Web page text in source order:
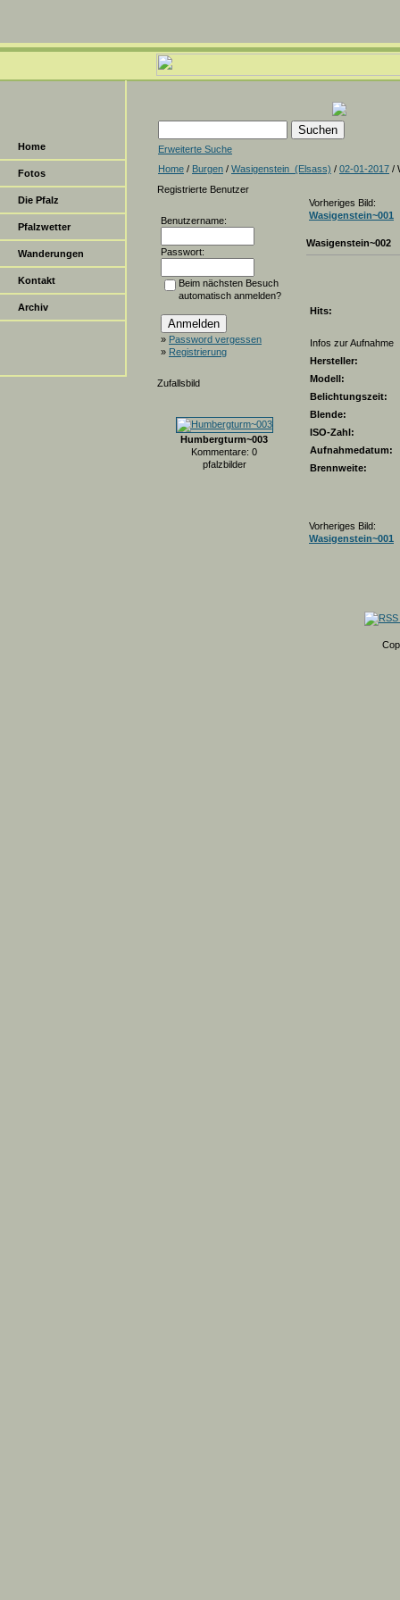
Home
Fotos
Die Pfalz
Pfalzwetter
Wanderungen
Kontakt
Archiv
Erweiterte Suche
Home / Burgen / Wasigenstein_(Elsass) / 02-01-2017 /
Registrierte Benutzer
Benutzername:
Passwort:
Beim nächsten Besuch
automatisch anmelden?
» Password vergessen
» Registrierung
Zufallsbild
Humbergturm~003
Kommentare: 0
pfalzbilder
Vorheriges Bild:
Wasigenstein~001
Wasigenstein~002
Hits:
Infos zur Aufnahme
Hersteller:
Modell:
Belichtungszeit:
Blende:
ISO-Zahl:
Aufnahmedatum:
Brennweite:
Vorheriges Bild:
Wasigenstein~001